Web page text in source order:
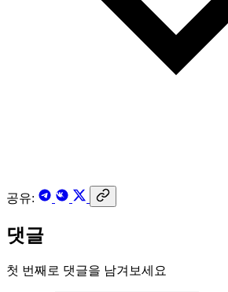
공유:
댓글
첫 번째로 댓글을 남겨보세요